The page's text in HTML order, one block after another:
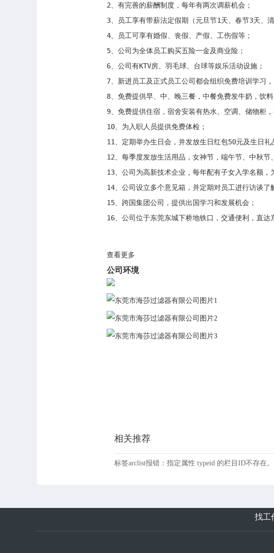
2、有完善的薪酬制度，每年有两次调薪机会；
3、员工享有带薪法定假期（元旦节1天、春节3天、
4、员工可享有婚假、丧假、产假、工伤假等；
5、公司为全体员工购买五险一金及商业险；
6、公司有KTV房、羽毛球、台球等娱乐活动设施；
7、新进员工及正式员工公司都会组织免费培训学习
8、免费提供早、中、晚三餐，中餐免费发牛奶，饮
9、免费提供住宿，宿舍安装有热水、空调、储物柜
10、为入职人员提供免费体检；
11、定期举办生日会，并发放生日红包50元及生日礼
12、每季度发放生活用品，女神节，端午节、中秋节
13、公司为高新技术企业，每年配有子女入学名额
14、公司设立多个意见箱，并定期对员工进行访谈了
15、跨国集团公司，提供出国学习和发展机会；
16、公司位于东莞东城下桥地铁口，交通便利，直达
查看更多
公司环境
相关推荐
标签arclist报错：指定属性 typeid 的栏目ID不存在。
找工